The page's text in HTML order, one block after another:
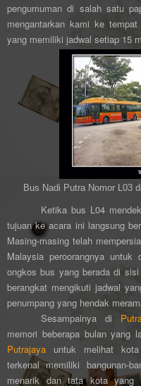
pengumuman di salah satu
mengantarkan kami ke
yang memiliki jadwal setiap 15
Bus Nadi Putra Nomor L03
Ketika bus L04
tujuan ke acara ini langsung
Masing-masing telah
Malaysia peroorangnya
ongkos bus yang berada di
berangkat mengikuti jadwal
penumpang yang hendak
Sesampainya di
memori beberapa bulan yang
Putrajaya untuk melihat
terkenal memiliki bangunan-
menarik dan tata kota yang